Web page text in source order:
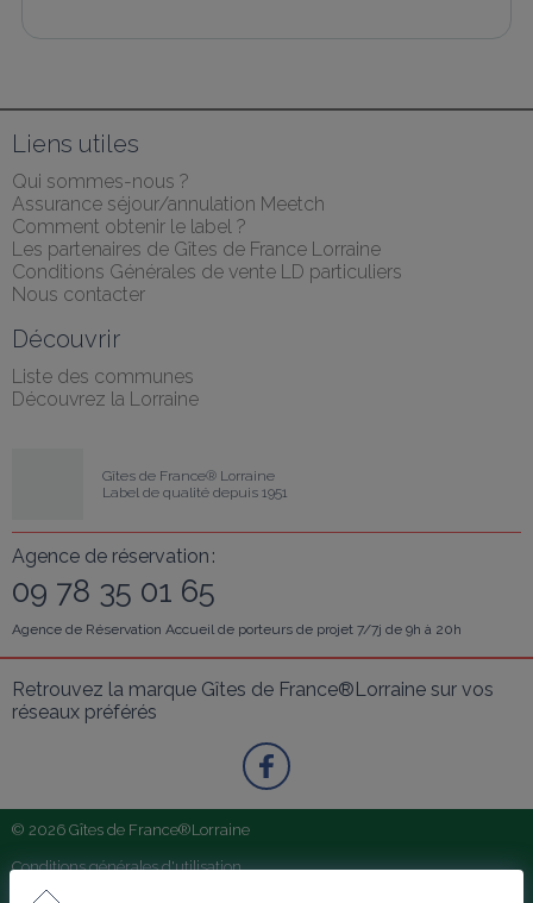
Liens utiles
Qui sommes-nous ?
Assurance séjour/annulation Meetch
Comment obtenir le label ?
Les partenaires de Gîtes de France Lorraine
Conditions Générales de vente LD particuliers
Nous contacter
Découvrir
Liste des communes
Découvrez la Lorraine
Gîtes de France® Lorraine
Label de qualité depuis 1951
Agence de réservation :
09 78 35 01 65
Agence de Réservation Accueil de porteurs de projet 7/7j de 9h à 20h
Retrouvez la marque Gîtes de France®Lorraine sur vos
réseaux préférés
© 2026 Gîtes de France®Lorraine
Conditions générales d'utilisation
Conditions générales de vente